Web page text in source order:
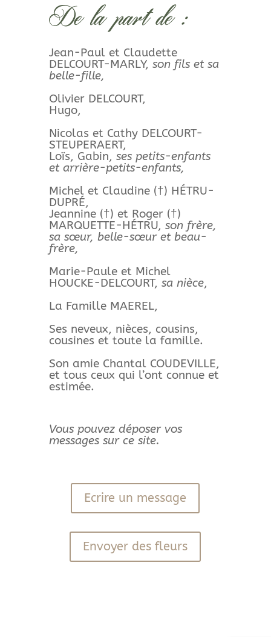
De la part de :
Jean-Paul et Claudette
DELCOURT-MARLY, son fils et sa
belle-fille,
Olivier DELCOURT,
Hugo,
Nicolas et Cathy DELCOURT-
STEUPERAERT,
Loïs, Gabin, ses petits-enfants
et arrière-petits-enfants,
Michel et Claudine (†) HÉTRU-
DUPRÉ,
Jeannine (†) et Roger (†)
MARQUETTE-HÉTRU, son frère,
sa sœur, belle-sœur et beau-
frère,
Marie-Paule et Michel
HOUCKE-DELCOURT, sa nièce,
La Famille MAEREL,
Ses neveux, nièces, cousins,
cousines et toute la famille.
Son amie Chantal COUDEVILLE,
et tous ceux qui l’ont connue et
estimée.
Vous pouvez déposer vos
messages sur ce site.
Ecrire un message
Envoyer des fleurs